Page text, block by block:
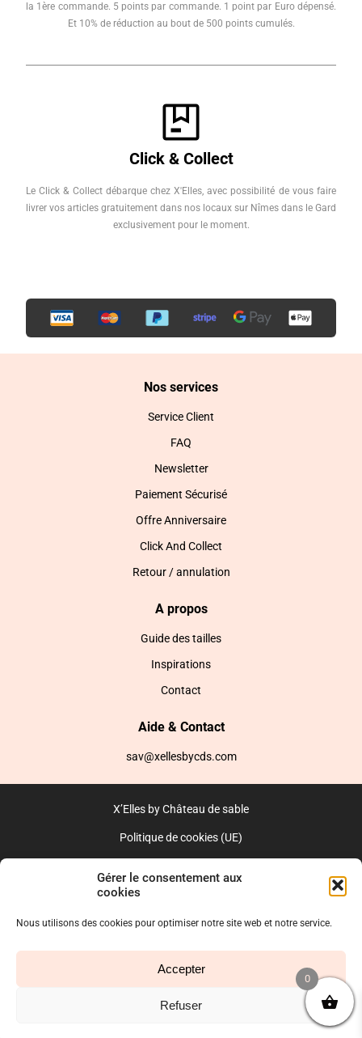
Gérer le consentement aux
cookies
Nous utilisons des cookies pour optimiser notre site web et notre service.
Accepter
Refuser
la 1ère commande. 5 points par commande. 1 point par Euro dépensé.
Et 10% de réduction au bout de 500 points cumulés.
Click & Collect
Le Click & Collect débarque chez X'Elles, avec possibilité de vous faire
livrer vos articles gratuitement dans nos locaux sur Nîmes dans le Gard
exclusivement pour le moment.
Nos services
Service Client
FAQ
Newsletter
Paiement Sécurisé
Offre Anniversaire
Click And Collect
Retour / annulation
A propos
Guide des tailles
Inspirations
Contact
Aide & Contact
sav@xellesbycds.com
X’Elles by Château de sable
Politique de cookies (UE)
Réalisé par l’agence web :
0